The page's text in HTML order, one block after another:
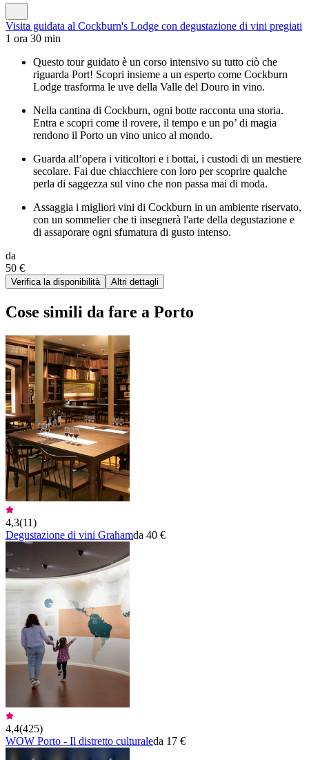
Visita guidata al Cockburn's Lodge con degustazione di vini pregiati
1 ora 30 min
Questo tour guidato è un corso intensivo su tutto ciò che
riguarda Port! Scopri insieme a un esperto come Cockburn
Lodge trasforma le uve della Valle del Douro in vino.
Nella cantina di Cockburn, ogni botte racconta una storia.
Entra e scopri come il rovere, il tempo e un po’ di magia
rendono il Porto un vino unico al mondo.
Guarda all’opera i viticoltori e i bottai, i custodi di un mestiere
secolare. Fai due chiacchiere con loro per scoprire qualche
perla di saggezza sul vino che non passa mai di moda.
Assaggia i migliori vini di Cockburn in un ambiente riservato,
con un sommelier che ti insegnerà l'arte della degustazione e
di assaporare ogni sfumatura di gusto intenso.
da
50 €
Verifica la disponibilità Altri dettagli
Cose simili da fare a Porto
4,3(11)
Degustazione di vini Grahamda 40 €
4,4(425)
WOW Porto - Il distretto culturaleda 17 €